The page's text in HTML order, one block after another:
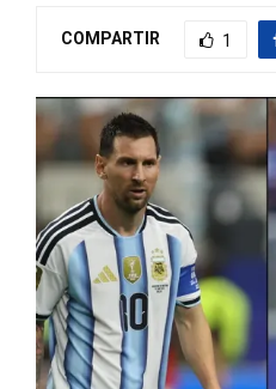
COMPARTIR 1